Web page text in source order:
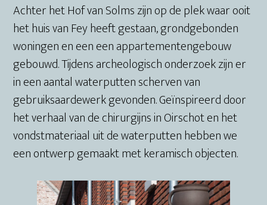
Achter het Hof van Solms zijn op de plek waar ooit
het huis van Fey heeft gestaan, grondgebonden
woningen en een een appartementengebouw
gebouwd. Tijdens archeologisch onderzoek zijn er
in een aantal waterputten scherven van
gebruiksaardewerk gevonden. Geïnspireerd door
het verhaal van de chirurgijns in Oirschot en het
vondstmateriaal uit de waterputten hebben we
een ontwerp gemaakt met keramisch objecten.